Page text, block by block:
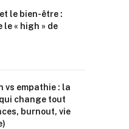
le bien-être :
le « high » de
vs empathie : la
change tout
burnout, vie